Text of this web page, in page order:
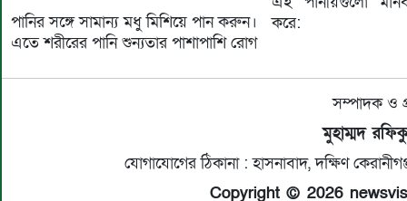
পানির সঙ্গে সামান্য মধু মিশিয়ে পান করুন।
এতে শরীরের পানি শুন্যতার পাশাপাশি রোগ
করে:
সম্পাদক ও
মুহাম্মদ
যোগাযোগের ঠিকানা : হাসনাবাদ, দক্ষিণ
Copyright © 2026